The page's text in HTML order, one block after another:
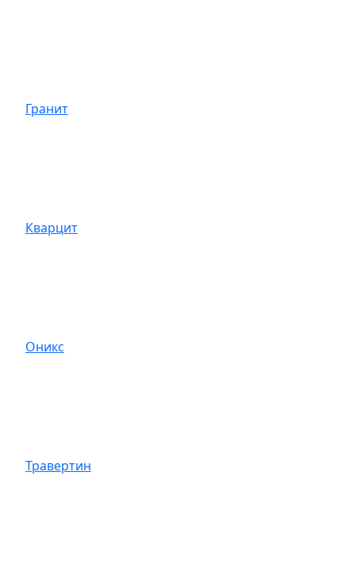
Гранит
Кварцит
Оникс
Травертин